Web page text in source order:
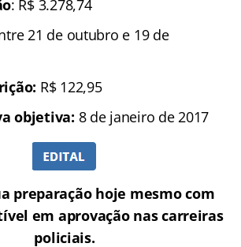
Remuneração : R$
Inscrições:
novembro
Taxa de inscrição:
Data da
de 2017